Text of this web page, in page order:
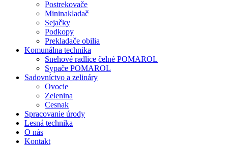
Postrekovače
Mininakladač
Sejačky
Podkopy
Prekladače obilia
Komunálna technika
Snehové radlice čelné POMAROL
Sypače POMAROL
Sadovníctvo a zelináry
Ovocie
Zelenina
Cesnak
Spracovanie úrody
Lesná technika
O nás
Kontakt